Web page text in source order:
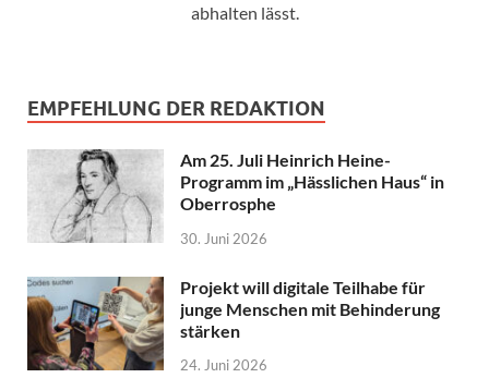
abhalten lässt.
EMPFEHLUNG DER REDAKTION
Am 25. Juli Heinrich Heine-
Programm im „Hässlichen Haus“ in
Oberrosphe
30. Juni 2026
Projekt will digitale Teilhabe für
junge Menschen mit Behinderung
stärken
24. Juni 2026